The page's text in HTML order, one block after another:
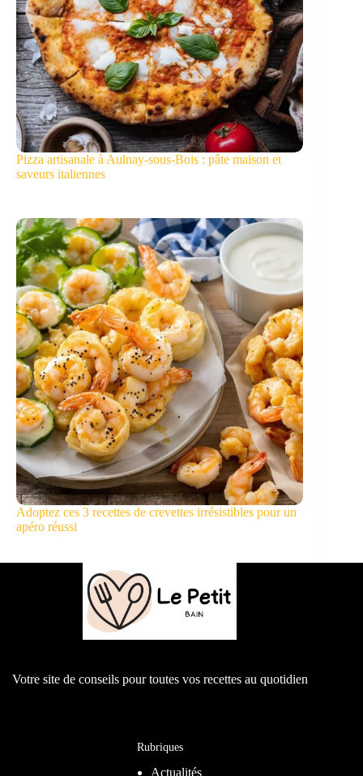
Pizza artisanale à Aulnay-sous-Bois : pâte maison et
saveurs italiennes
Adoptez ces 3 recettes de crevettes irrésistibles pour un
apéro réussi
Votre site de conseils pour toutes vos recettes au quotidien
Rubriques
Actualités